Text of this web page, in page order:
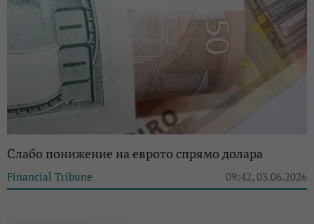
Слабо понижение на еврото спрямо долара
Financial Tribune 09:42, 03.06.2026